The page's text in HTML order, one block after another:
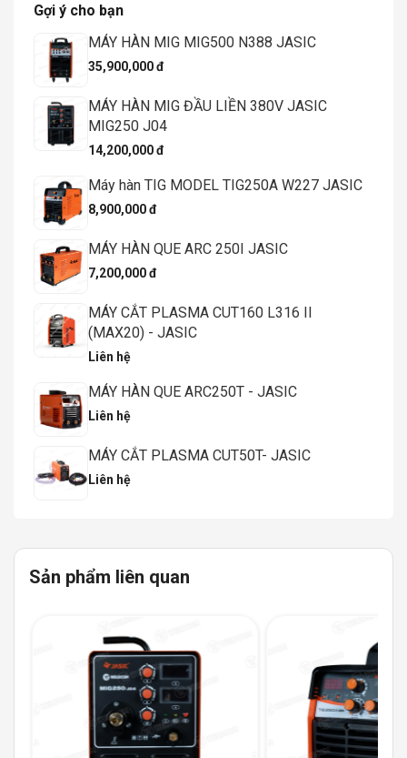
Gợi ý cho bạn
MÁY HÀN MIG MIG500 N388 JASIC
35,900,000 đ
MÁY HÀN MIG ĐẦU LIỀN 380V JASIC
MIG250 J04
14,200,000 đ
Máy hàn TIG MODEL TIG250A W227 JASIC
8,900,000 đ
MÁY HÀN QUE ARC 250I JASIC
7,200,000 đ
MÁY CẮT PLASMA CUT160 L316 II
(MAX20) - JASIC
Liên hệ
MÁY HÀN QUE ARC250T - JASIC
Liên hệ
MÁY CẮT PLASMA CUT50T- JASIC
Liên hệ
Sản phẩm liên quan